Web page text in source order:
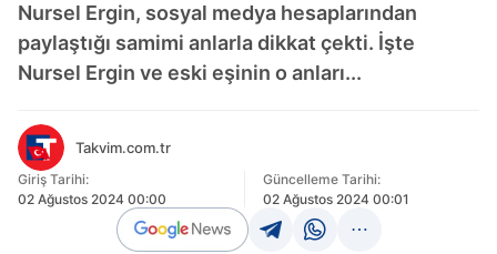
Nursel Ergin, sosyal medya hesaplarından
paylaştığı samimi anlarla dikkat çekti. İşte
Nursel Ergin ve eski eşinin o anları...
Takvim.com.tr
Giriş Tarihi:
02 Ağustos 2024 00:00
Güncelleme Tarihi:
02 Ağustos 2024 00:01